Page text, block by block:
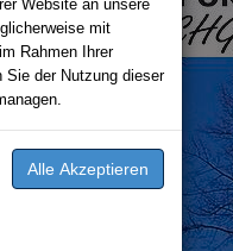
Website an unsere
mit
Rahmen Ihrer
der Nutzung dieser